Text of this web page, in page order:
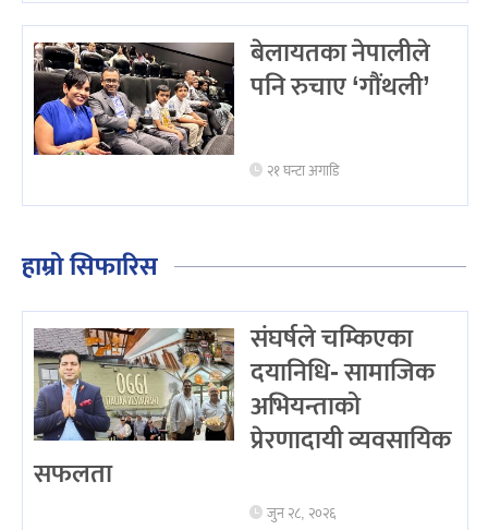
बेलायतका नेपालीले
पनि रुचाए ‘गौंथली’
२१ घन्टा अगाडि
हाम्रो सिफारिस
संघर्षले चम्किएका
दयानिधि- सामाजिक
अभियन्ताको
प्रेरणादायी व्यवसायिक
सफलता
जुन २८, २०२६